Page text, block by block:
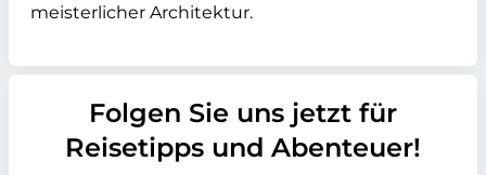
meisterlicher Architektur.
Folgen Sie uns jetzt für
Reisetipps und Abenteuer!